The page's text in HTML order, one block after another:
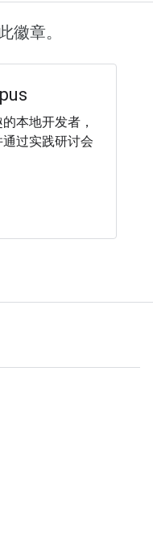
徽章。
本地开发者，
过实践研讨会